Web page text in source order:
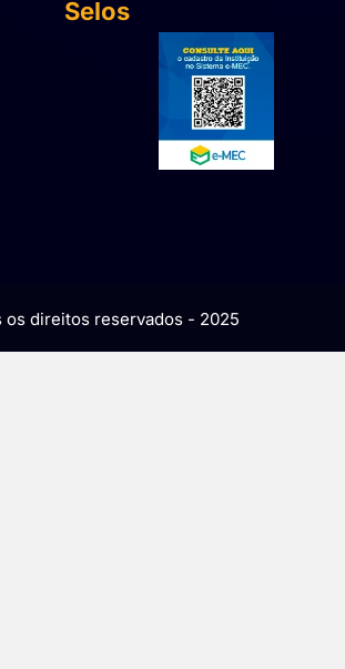
Selos
os direitos reservados - 2025